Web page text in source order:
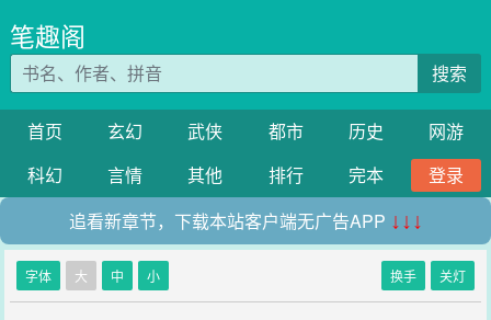
笔趣阁
搜索
首页 玄幻 武侠 都市 历史
网游
科幻
言情 其他 排行 完本
登录
追看新章节，下载本站客户端无广告APP ↓↓↓
字体 大 中 小 换手 关灯